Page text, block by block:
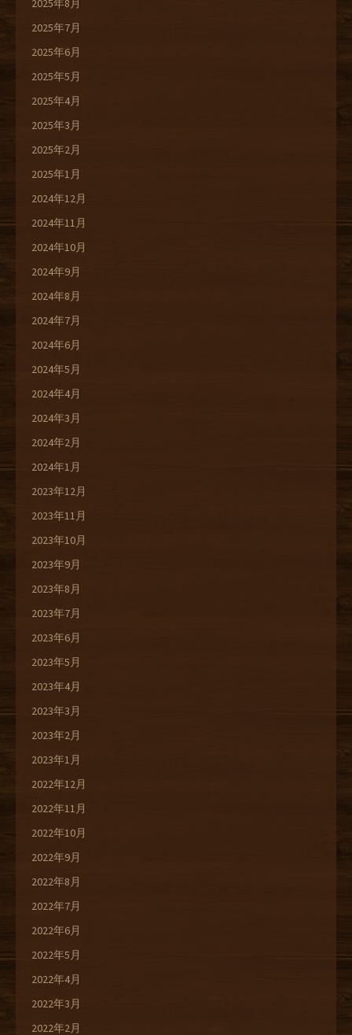
2025年8月
2025年7月
2025年6月
2025年5月
2025年4月
2025年3月
2025年2月
2025年1月
2024年12月
2024年11月
2024年10月
2024年9月
2024年8月
2024年7月
2024年6月
2024年5月
2024年4月
2024年3月
2024年2月
2024年1月
2023年12月
2023年11月
2023年10月
2023年9月
2023年8月
2023年7月
2023年6月
2023年5月
2023年4月
2023年3月
2023年2月
2023年1月
2022年12月
2022年11月
2022年10月
2022年9月
2022年8月
2022年7月
2022年6月
2022年5月
2022年4月
2022年3月
2022年2月